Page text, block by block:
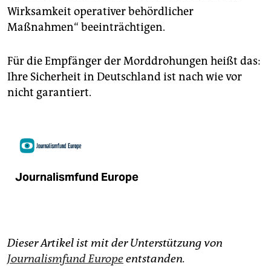
Wirksamkeit operativer behördlicher
Maßnahmen“ beeinträchtigen.
Für die Empfänger der Morddrohungen heißt das:
Ihre Sicherheit in Deutschland ist nach wie vor
nicht garantiert.
Journalismfund Europe
Dieser Artikel ist mit der Unterstützung von
Journalismfund Europeentstanden.